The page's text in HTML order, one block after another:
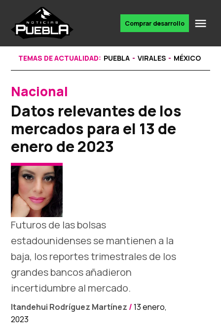
content
noticias
Comprar desarrollo
TEMAS DE ACTUALIDAD: PUEBLA VIRALES MÉXICO
POSTED
IN
Nacional
Datos relevantes de los
mercados para el 13 de
enero de 2023
Futuros de las bolsas
estadounidenses se mantienen a la
baja, los reportes trimestrales de los
grandes bancos añadieron
incertidumbre al mercado.
Itandehui Rodríguez Martínez / 13 enero,
2023